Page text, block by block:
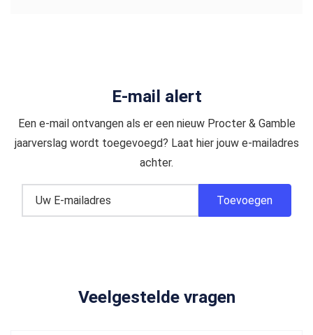
E-mail alert
Een e-mail ontvangen als er een nieuw Procter & Gamble
jaarverslag wordt toegevoegd? Laat hier jouw e-mailadres
achter.
Veelgestelde vragen